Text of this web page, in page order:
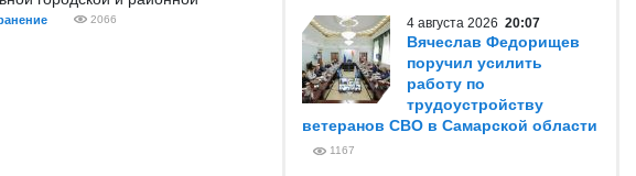
2066 4 августа 2026 20:07
Вячеслав Федорищев
поручил усилить
работу по
трудоустройству
ветеранов СВО в Самарской области
1167